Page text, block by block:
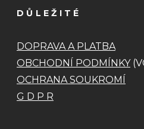
DŮLEŽITÉ
DOPRAVA A PLATBA
OBCHODNÍ PODMÍNKY
OCHRANA SOUKROMÍ
G D P R